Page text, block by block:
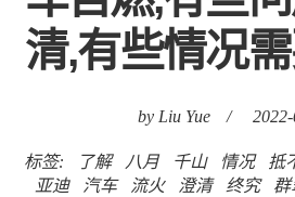
清,有些情况需
by Liu Yue /
标签: 了解 八月 千山 情况 抵
亚迪
汽车 流火 澄清 终究 群